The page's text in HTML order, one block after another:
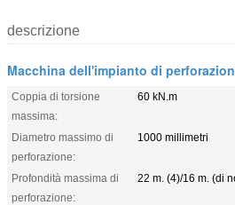
descrizione
Macchina dell'impianto di
Coppia di torsione
massima:
60 kN.m
Diametro massimo di
perforazione:
1000 millimetri
Profondità massima di
perforazione:
22 m. (4)/16 m. (di